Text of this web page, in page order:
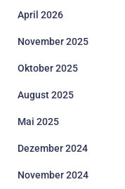
April 2026
November 2025
Oktober 2025
August 2025
Mai 2025
Dezember 2024
November 2024